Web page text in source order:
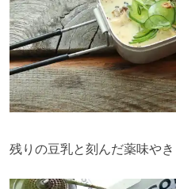
残りの豆乳と刻んだ薬味やき